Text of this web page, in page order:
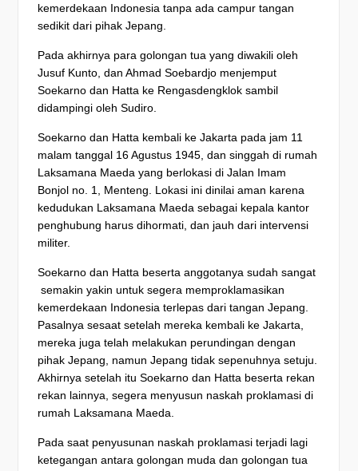
kemerdekaan Indonesia tanpa ada campur tangan
sedikit dari pihak Jepang.
Pada akhirnya para golongan tua yang diwakili oleh
Jusuf Kunto, dan Ahmad Soebardjo menjemput
Soekarno dan Hatta ke Rengasdengklok sambil
didampingi oleh Sudiro.
Soekarno dan Hatta kembali ke Jakarta pada jam 11
malam tanggal 16 Agustus 1945, dan singgah di rumah
Laksamana Maeda yang berlokasi di Jalan Imam
Bonjol no. 1, Menteng. Lokasi ini dinilai aman karena
kedudukan Laksamana Maeda sebagai kepala kantor
penghubung harus dihormati, dan jauh dari intervensi
militer.
Soekarno dan Hatta beserta anggotanya sudah sangat
semakin yakin untuk segera memproklamasikan
kemerdekaan Indonesia terlepas dari tangan Jepang.
Pasalnya sesaat setelah mereka kembali ke Jakarta,
mereka juga telah melakukan perundingan dengan
pihak Jepang, namun Jepang tidak sepenuhnya setuju.
Akhirnya setelah itu Soekarno dan Hatta beserta rekan
rekan lainnya, segera menyusun naskah proklamasi di
rumah Laksamana Maeda.
Pada saat penyusunan naskah proklamasi terjadi lagi
ketegangan antara golongan muda dan golongan tua